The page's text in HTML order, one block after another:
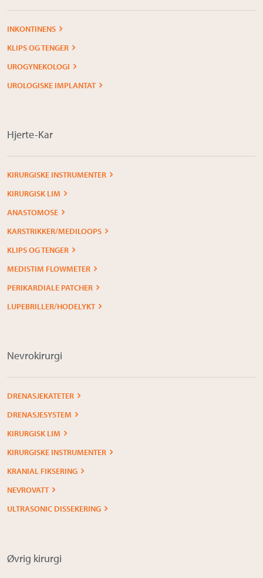
INKONTINENS
KLIPS OG TENGER
UROGYNEKOLOGI
UROLOGISKE IMPLANTAT
Hjerte-Kar
KIRURGISKE INSTRUMENTER
KIRURGISK LIM
ANASTOMOSE
KARSTRIKKER/MEDILOOPS
KLIPS OG TENGER
MEDISTIM FLOWMETER
PERIKARDIALE PATCHER
LUPEBRILLER/HODELYKT
Nevrokirurgi
DRENASJEKATETER
DRENASJESYSTEM
KIRURGISK LIM
KIRURGISKE INSTRUMENTER
KRANIAL FIKSERING
NEVROVATT
ULTRASONIC DISSEKERING
Øvrig kirurgi